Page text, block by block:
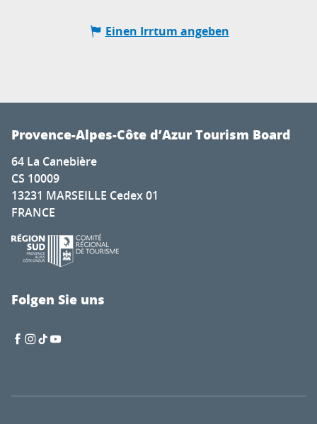
Einen Irrtum angeben
Provence-Alpes-Côte d’Azur Tourism Board
64 La Canebière
CS 10009
13231 MARSEILLE Cedex 01
FRANCE
Folgen Sie uns